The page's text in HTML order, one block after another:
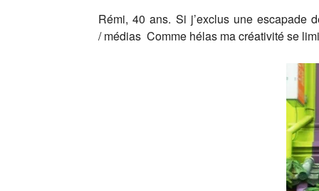
Rémi, 40 ans. Si j’exclus une
/ médias Comme hélas ma créativité se